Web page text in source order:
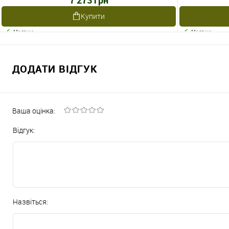
Купити
Наявне
Наявне
ДОДАТИ ВІДГУК
Ваша оцінка:
Відгук:
Назвіться: